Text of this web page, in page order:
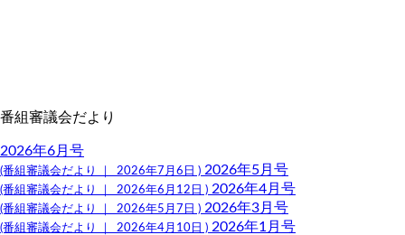
番組審議会だより
2026年6月号
(番組審議会だより ｜ 2026年7月6日 ) 2026年5月号
(番組審議会だより ｜ 2026年6月12日 ) 2026年4月号
(番組審議会だより ｜ 2026年5月7日 ) 2026年3月号
(番組審議会だより ｜ 2026年4月10日 ) 2026年1月号